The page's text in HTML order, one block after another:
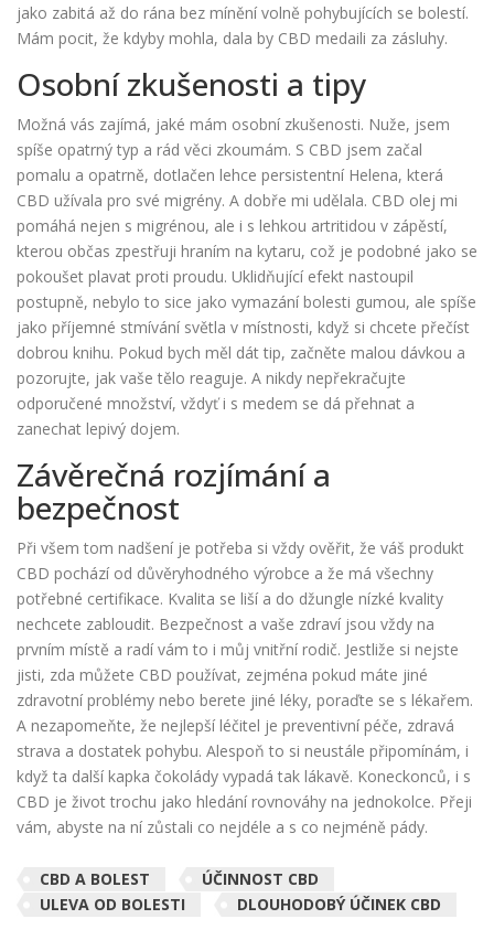
jako zabitá až do rána bez mínění volně pohybujících se bolestí.
Mám pocit, že kdyby mohla, dala by CBD medaili za zásluhy.
Osobní zkušenosti a tipy
Možná vás zajímá, jaké mám osobní zkušenosti. Nuže, jsem
spíše opatrný typ a rád věci zkoumám. S CBD jsem začal
pomalu a opatrně, dotlačen lehce persistentní Helena, která
CBD užívala pro své migrény. A dobře mi udělala. CBD olej mi
pomáhá nejen s migrénou, ale i s lehkou artritidou v zápěstí,
kterou občas zpestřuji hraním na kytaru, což je podobné jako se
pokoušet plavat proti proudu. Uklidňující efekt nastoupil
postupně, nebylo to sice jako vymazání bolesti gumou, ale spíše
jako příjemné stmívání světla v místnosti, když si chcete přečíst
dobrou knihu. Pokud bych měl dát tip, začněte malou dávkou a
pozorujte, jak vaše tělo reaguje. A nikdy nepřekračujte
odporučené množství, vždyť i s medem se dá přehnat a
zanechat lepivý dojem.
Závěrečná rozjímání a
bezpečnost
Při všem tom nadšení je potřeba si vždy ověřit, že váš produkt
CBD pochází od důvěryhodného výrobce a že má všechny
potřebné certifikace. Kvalita se liší a do džungle nízké kvality
nechcete zabloudit. Bezpečnost a vaše zdraví jsou vždy na
prvním místě a radí vám to i můj vnitřní rodič. Jestliže si nejste
jisti, zda můžete CBD používat, zejména pokud máte jiné
zdravotní problémy nebo berete jiné léky, poraďte se s lékařem.
A nezapomeňte, že nejlepší léčitel je preventivní péče, zdravá
strava a dostatek pohybu. Alespoň to si neustále připomínám, i
když ta další kapka čokolády vypadá tak lákavě. Koneckonců, i s
CBD je život trochu jako hledání rovnováhy na jednokolce. Přeji
vám, abyste na ní zůstali co nejdéle a s co nejméně pády.
CBD A BOLEST
ÚČINNOST CBD
ULEVA OD BOLESTI
DLOUHODOBÝ ÚČINEK CBD